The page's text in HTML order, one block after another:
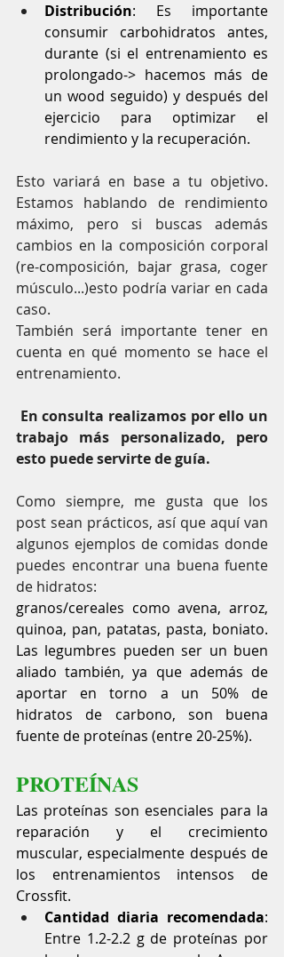
Distribución: Es importante
consumir carbohidratos antes,
durante (si el entrenamiento es
prolongado-> hacemos más de
un wood seguido) y después del
ejercicio para optimizar el
rendimiento y la recuperación.
Esto variará en base a tu objetivo.
Estamos hablando de rendimiento
máximo, pero si buscas además
cambios en la composición corporal
(re-composición, bajar grasa, coger
músculo...)esto podría variar en cada
caso.
También será importante tener en
cuenta en qué momento se hace el
entrenamiento.
trabajo más personalizado, pero
esto puede servirte de guía.
Como siempre, me gusta que los
post sean prácticos, así que aquí van
algunos ejemplos de comidas donde
puedes encontrar una buena fuente
de hidratos:
granos/cereales como avena, arroz,
quinoa, pan, patatas, pasta, boniato.
Las legumbres pueden ser un buen
aliado también, ya que además de
aportar en torno a un 50% de
hidratos de carbono, son buena
fuente de proteínas (entre 20-25%).
PROTEÍNAS
Las proteínas son esenciales para la
reparación y el crecimiento
muscular, especialmente después de
los entrenamientos intensos de
Crossfit.
Cantidad diaria recomendada:
Entre 1.2-2.2 g de proteínas por